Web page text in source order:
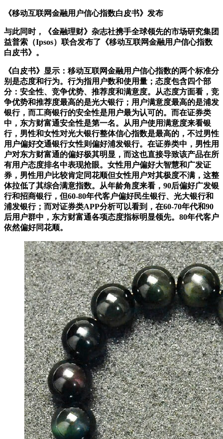
《移动互联网金融用户信心指数白皮书》发布
与此同时，《金融理财》杂志社携手全球领先的市场研究集团
益普索（Ipsos）联合发布了《移动互联网金融用户信心指数
白皮书》。
《白皮书》显示：移动互联网金融用户信心指数的两个标准分
别是态度和行为。行为指用户数和使用量；态度包含四个部
分：安全性、竞争优势、推荐度和满意度。从态度方面看，竞
争优势和推荐度最高的是光大银行；用户满意度最高的是浦发
银行，而工商银行的安全性是用户最为认可的。而在证券类
中，东方财富通安全性是第一名。从用户使用满意度来看银
行，男性和女性对光大银行整体信心指数是最高的，不过男性
用户偏好交通银行女性则偏好浦发银行。在证券类中，男性用
户对东方财富通的偏好极其明显，而这也直接导致该产品在所
有用户态度排名中表现抢眼。女性用户偏好大智慧和广发证
券，男性用户比较肯定同花顺但女性用户对其极度不满，这整
体拉低了其综合满意指数。从年龄角度来看，90后偏好广发银
行和招商银行，但60-80年代客户偏好民生银行、光大银行和
浦发银行；而对证券类APP分析可以看到，在60-70年代和90
后用户群中，东方财富通各项态度指标明显领先。80年代客户
依然偏好同花顺。